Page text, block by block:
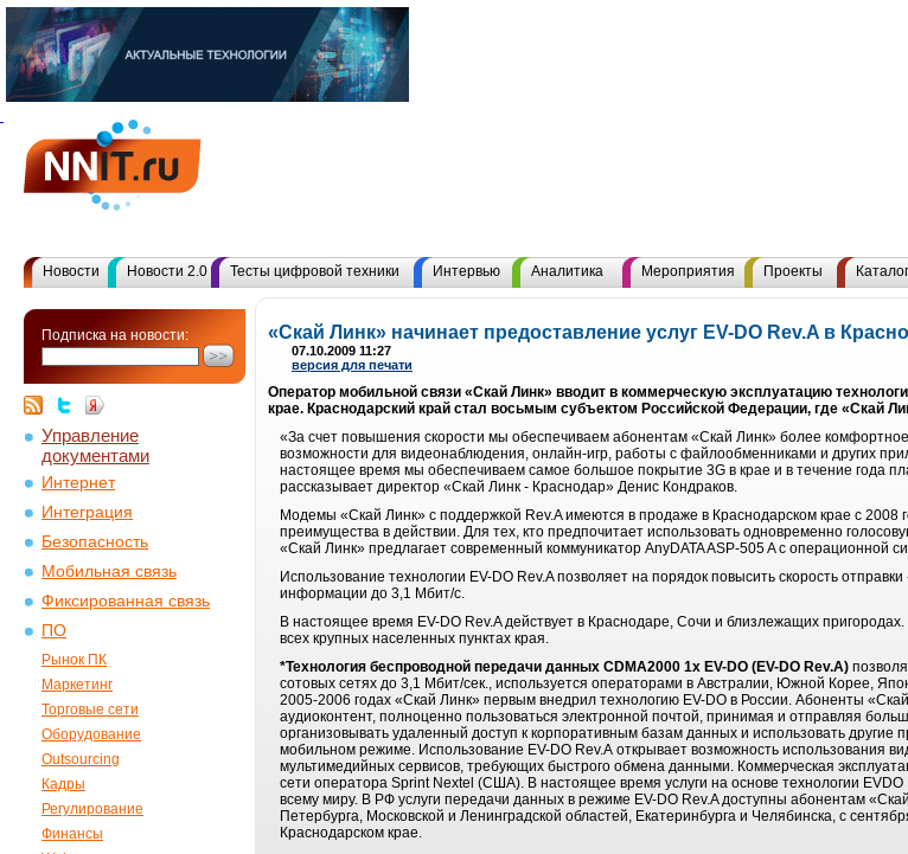
Новости Новости 2.0 Тесты цифровой техники Интервью Аналитика Мероприятия Проекты
Подписка на новости:
Управление
документами
Интернет
Интеграция
Безопасность
Мобильная связь
Фиксированная связь
ПО
Рынок ПК
Маркетинг
Торговые сети
Оборудование
Outsourcing
Кадры
Регулирование
Финансы
«Скай Линк» начинает предоставление услуг EV-DO Rev.A в
07.10.2009 11:27
версия для печати
Оператор мобильной связи «Скай Линк» вводит в коммерческую эксплуатацию
крае. Краснодарский край стал восьмым субъектом Российской Федерации, где «Скай
«За счет повышения скорости мы обеспечиваем абонентам «Скай Линк» более
возможности для видеонаблюдения, онлайн-игр, работы с файлообменниками и других
настоящее время мы обеспечиваем самое большое покрытие 3G в крае и в течение года
рассказывает директор «Скай Линк - Краснодар» Денис Кондраков.
Модемы «Скай Линк» с поддержкой Rev.A имеются в продаже в Краснодарском крае с 2008
преимущества в действии. Для тех, кто предпочитает использовать одновременно
«Скай Линк» предлагает современный коммуникатор AnyDATA ASP-505 A с операционной
Использование технологии EV-DO Rev.A позволяет на порядок повысить скорость
информации до 3,1 Мбит/с.
В настоящее время EV-DO Rev.A действует в Краснодаре, Сочи и близлежащих
всех крупных населенных пунктах края.
*Технология беспроводной передачи данных CDMA2000 1x EV-DO (EV-DO Rev.А)
сотовых сетях до 3,1 Мбит/сек., используется операторами в Австралии, Южной Корее,
2005-2006 годах «Скай Линк» первым внедрил технологию EV-DO в России. Абоненты
аудиоконтент, полноценно пользоваться электронной почтой, принимая и отправляя
организовывать удаленный доступ к корпоративным базам данных и использовать другие
мобильном режиме. Использование EV-DO Rev.А открывает возможность использования
мультимедийных сервисов, требующих быстрого обмена данными. Коммерческая
сети оператора Sprint Nextel (США). В настоящее время услуги на основе технологии
всему миру. В РФ услуги передачи данных в режиме EV-DO Rev.A доступны абонентам
Петербурга, Московской и Ленинградской областей, Екатеринбурга и Челябинска, с
Краснодарском крае.